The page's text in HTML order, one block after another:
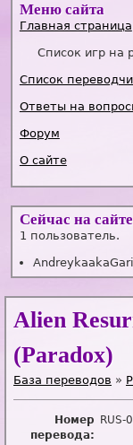
Меню сайта
Главная страница
Список игр на
Список
Ответы на
Форум
О сайте
Сейчас на сайте
1 пользователь.
Alien
(Paradox)
База переводов »
Номер
перевода:
RUS-